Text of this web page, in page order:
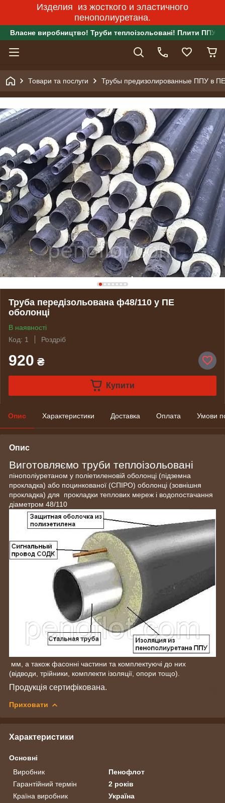
Изделия из жосткого и эластичного
пенополиуретана.
Власне виробництво! Труби теплоізольовані! Плити ППУ!
Товари та послуги Трубы предизолированные ППУ в
Труба передізольована ф48/110 у ПЕ
оболонці
В наявності
Код: 1
Роздріб
920 ₴
Купити
Опис Характеристики Доставка Оплата Умови
Опис
Виготовляємо труби теплоізольовані
пінополіуретаном у поліетиленовій оболонці (підземна
прокладка) або поцинкованої (СПІРО) оболонці (зовнішня
прокладка) для прокладки теплових мереж і водопостачання
діаметром 48/110
мм, а також фасонні частини та комплектуючі до них
(відводи, трійники, комплекти ізоляції, опори тощо).
Продукція сертифікована.
Приховати
Характеристики
Основні
Виробник
Пенофлот
Гарантійний термін
2 років
Країна виробник
Україна